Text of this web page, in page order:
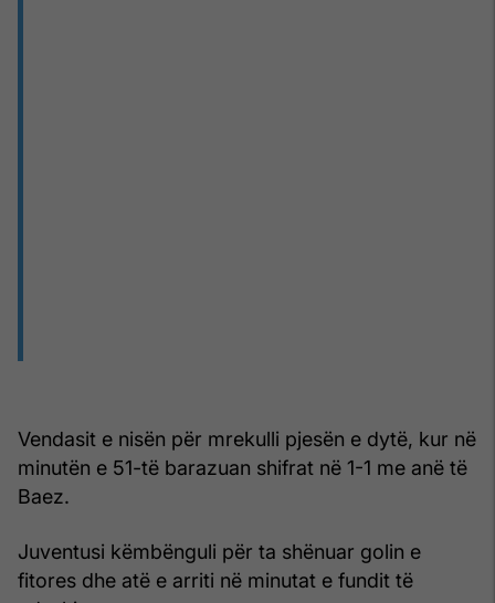
Vendasit e nisën për mrekulli pjesën e dytë, kur në
minutën e 51-të barazuan shifrat në 1-1 me anë të
Baez.
Juventusi këmbënguli për ta shënuar golin e
fitores dhe atë e arriti në minutat e fundit të